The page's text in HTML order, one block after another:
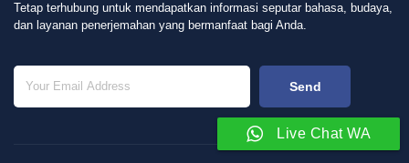
Tetap terhubung untuk mendapatkan informasi seputar bahasa, budaya,
dan layanan penerjemahan yang bermanfaat bagi Anda.
Send
Live Chat WA